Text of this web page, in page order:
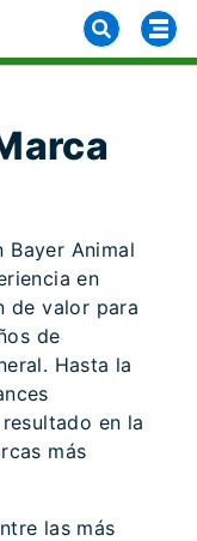
Bayer Animal
en
de valor para
de
Hasta la
en la
más
las más